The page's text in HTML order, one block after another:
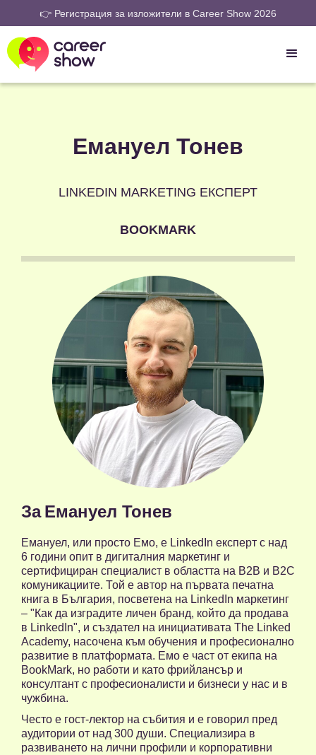
👉 Регистрация за изложители в Career Show 2026
Емануел Тонев
LINKEDIN MARKETING ЕКСПЕРТ
BOOKMARK
За Емануел Тонев
Емануел, или просто Емо, е LinkedIn експерт с над
6 години опит в дигиталния маркетинг и
сертифициран специалист в областта на B2B и B2C
комуникациите. Той е автор на първата печатна
книга в България, посветена на LinkedIn маркетинг
– "Как да изградите личен бранд, който да продава
в LinkedIn", и създател на инициативата The Linked
Academy, насочена към обучения и професионално
развитие в платформата. Емо е част от екипа на
BookMark, но работи и като фрийлансър и
консултант с професионалисти и бизнеси у нас и в
чужбина.
Често е гост-лектор на събития и е говорил пред
аудитории от над 300 души. Специализира в
развиването на лични профили и корпоративни